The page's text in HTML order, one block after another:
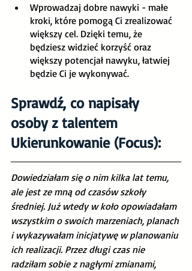
Wprowadzaj dobre nawyki - małe
kroki, które pomogą Ci zrealizować
większy cel. Dzięki temu, że
będziesz widzieć korzyść oraz
większy potencjał nawyku, łatwiej
będzie Ci je wykonywać.
Sprawdź, co napisały
osoby z talentem
Ukierunkowanie (Focus):
Dowiedziałam się o nim kilka lat temu,
ale jest ze mną od czasów szkoły
średniej. Już wtedy w koło opowiadałam
wszystkim o swoich marzeniach, planach
i wykazywałam inicjatywę w planowaniu
ich realizacji. Przez długi czas nie
radziłam sobie z nagłymi zmianami,